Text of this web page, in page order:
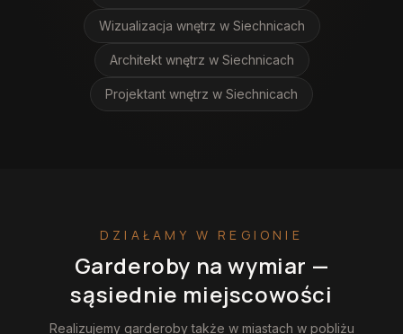
Wizualizacja wnętrz w Siechnicach
Architekt wnętrz w Siechnicach
Projektant wnętrz w Siechnicach
DZIAŁAMY W REGIONIE
Garderoby na wymiar —
sąsiednie miejscowości
Realizujemy garderobytakże w miastach w pobliżu